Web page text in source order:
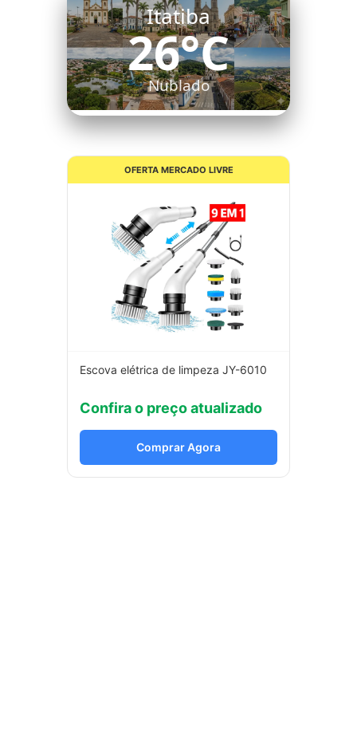
Itatiba
26°C
Nublado
OFERTA MERCADO LIVRE
Escova elétrica de limpeza JY-6010
Confira o preço atualizado
Comprar Agora